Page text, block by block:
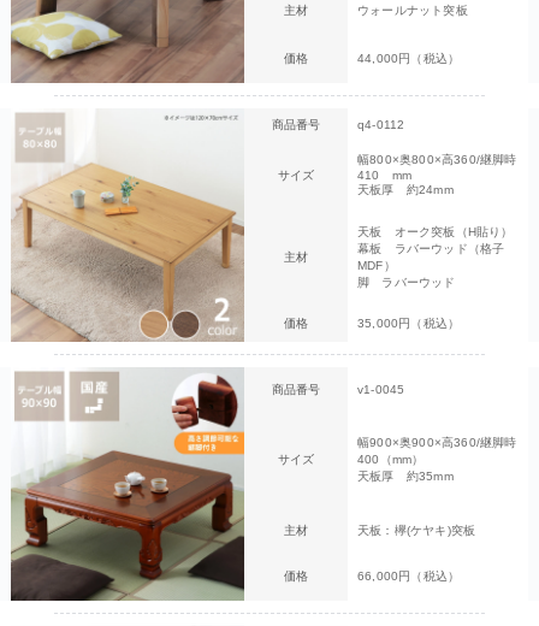
主材 ウォールナット突板
価格 44,000円（税込）
商品番号 q4-0112
サイズ
幅800×奥800×高360/継脚時
410 mm
天板厚 約24mm
主材
天板 オーク突板（H貼り）
幕板 ラバーウッド（格子
MDF）
脚 ラバーウッド
価格 35,000円（税込）
商品番号 v1-0045
サイズ
幅900×奥900×高360/継脚時
400（mm）
天板厚 約35mm
主材 天板：欅(ケヤキ)突板
価格 66,000円（税込）